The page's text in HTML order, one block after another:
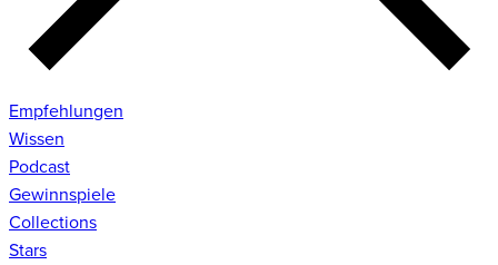
Empfehlungen
Wissen
Podcast
Gewinnspiele
Collections
Stars